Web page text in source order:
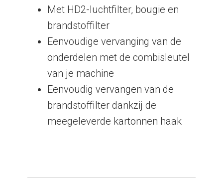
Met HD2-luchtfilter, bougie en
brandstoffilter
Eenvoudige vervanging van de
onderdelen met de combisleutel
van je machine
Eenvoudig vervangen van de
brandstoffilter dankzij de
meegeleverde kartonnen haak